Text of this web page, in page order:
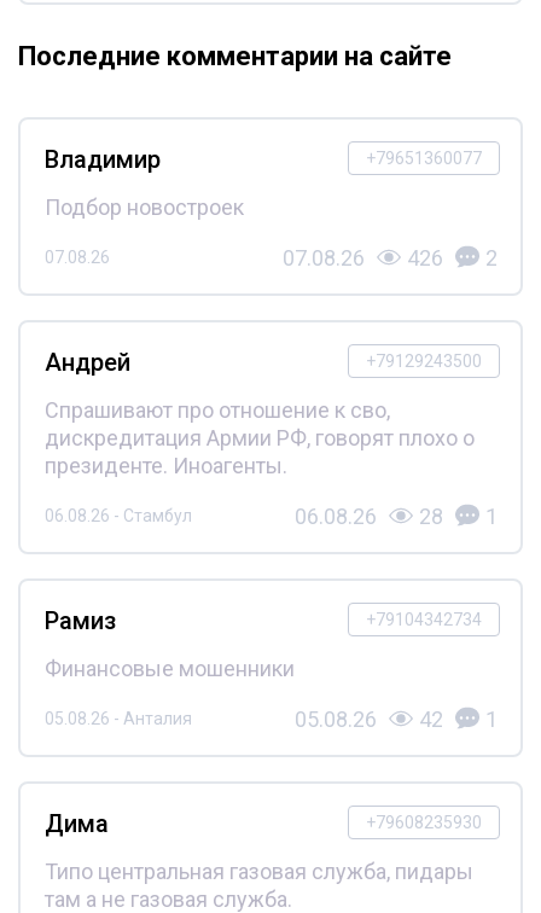
Последние комментарии на сайте
+79651360077
Владимир
Подбор новостроек
07.08.26 07.08.26 426 2
+79129243500
Андрей
Спрашивают про отношение к сво,
дискредитация Армии РФ, говорят плохо о
президенте. Иноагенты.
06.08.26 - Стамбул 06.08.26 28 1
+79104342734
Рамиз
Финансовые мошенники
05.08.26 - Анталия 05.08.26 42 1
+79608235930
Дима
Типо центральная газовая служба, пидары
там а не газовая служба.